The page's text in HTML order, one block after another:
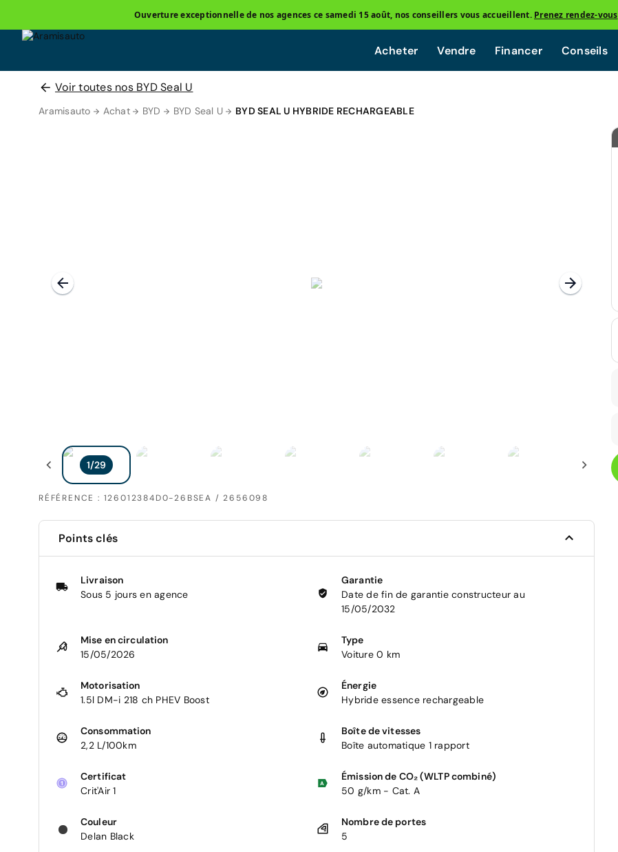
Ouverture exceptionnelle de nos agences ce samedi 15 août, nos conseillers vous accueillent. Prenez rendez-vous
Acheter Vendre Financer Conseils
Voir toutes nos BYD Seal U
Aramisauto Achat BYD BYD Seal U BYD SEAL U HYBRIDE RECHARGEABLE
RÉFÉRENCE : 126012384D0-26BSEA / 2656098
Points clés
Livraison
Sous 5 jours en agence
Garantie
Date de fin de garantie constructeur au
15/05/2032
Mise en circulation
15/05/2026
Type
Voiture 0 km
Motorisation
1.5l DM-i 218 ch PHEV Boost
Énergie
Hybride essence rechargeable
Consommation
2,2 L/100km
Boîte de vitesses
Boîte automatique 1 rapport
Certificat
Crit'Air 1
Émission de CO₂ (WLTP combiné)
50 g/km - Cat. A
Couleur
Delan Black
Nombre de portes
5